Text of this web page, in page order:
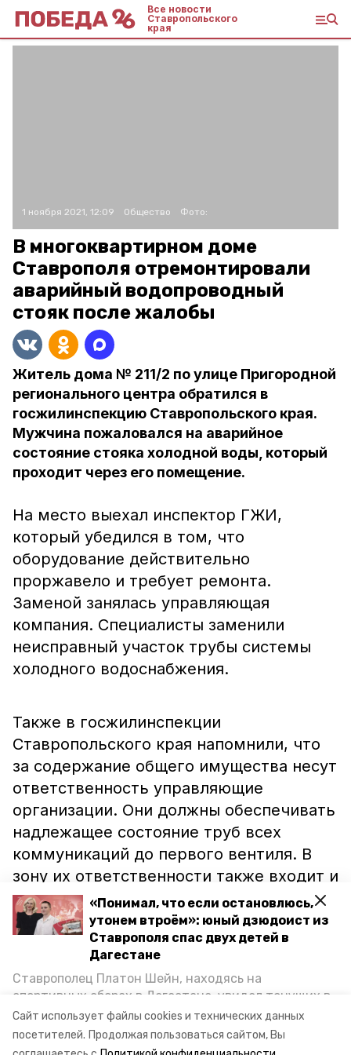
Сайт использует файлы cookies и технических данных
посетителей. Продолжая пользоваться сайтом, Вы
«Понимал, что если остановлюсь,
утонем втроём»: юный дзюдоист из
Ставрополя спас двух детей в
Дагестане
Ставрополец Платон Шейн, находясь на
спортивных сборах в Дегестане, увидел тонущих в
Каспийском море детей и бросился на помощь. По
возвращении домой, отважного мальчика
пригласили в министерство образования края и
Все новости
Ставропольского
края
1 ноября 2021, 12:09 Общество Фото:
В многоквартирном доме
Ставрополя отремонтировали
аварийный водопроводный
стояк после жалобы
Житель дома № 211/2 по улице Пригородной
регионального центра обратился в
госжилинспекцию Ставропольского края.
Мужчина пожаловался на аварийное
состояние стояка холодной воды, который
проходит через его помещение.
На место выехал инспектор ГЖИ,
который убедился в том, что
оборудование действительно
проржавело и требует ремонта.
Заменой занялась управляющая
компания. Специалисты заменили
неисправный участок трубы системы
холодного водоснабжения.
Также в госжилинспекции
Ставропольского края напомнили, что
за содержание общего имущества несут
ответственность управляющие
организации. Они должны обеспечивать
надлежащее состояние труб всех
коммуникаций до первого вентиля. В
зону их ответственности также входит и
запорный кран.
Ранее на прямую линию губернатора
Владимира Владимироваобратилась
жительница Пятигорска, которая
пожаловалась на протекающую крышу в
доме. Данной проблемой сейчас